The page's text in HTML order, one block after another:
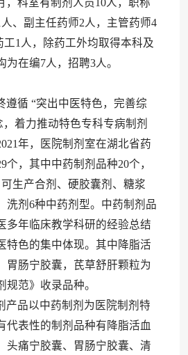
科室有制剂人员10人，职称
、副主任药师2人，主管药师4
工1人，除药工外均取得本科及
在编7人，招聘3人。
循 “突出中医特色，完善综
着力推动特色专科专病制剂
年，医院制剂室在湖北省药
个，其中中药制剂品种20个，
生产合剂、硬胶囊剂、糖浆
洗剂6种中药剂型。中药制剂品
多年临床教学科研的经验总结
特色的集中体现。其中降脂活
胃肠宁胶囊，芪草舒肝颗粒为
规范》收录品种。
品以中药制剂为医院制剂特
代表性的制剂品种有降脂活血
头痛宁胶囊、胃肠宁胶囊、清